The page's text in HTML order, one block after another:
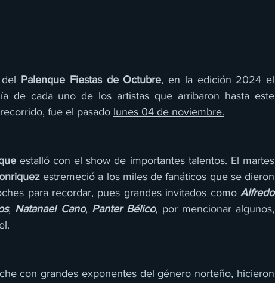
Palenque Fiestas de Octubre, en la edición 2024 el
de cada uno de los artistas que arribaron hasta este
fue el pasado lunes 04 de noviembre.
estalló con el show de importantes talentos. El martes
estremeció a los miles de fanáticos que se dieron
para recordar, pues grandes invitados como Alfredo
, Natanael Cano, Panter Bélico, por mencionar algunos,
con grandes exponentes del género norteño, hicieron